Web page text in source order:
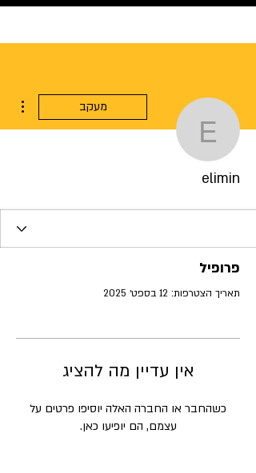
elimin
מעקב
elimin
פרופיל
תאריך הצטרפות: 12 בספט׳ 2025
אין עדיין מה להציג
כשהחבר או החברה האלה יוסיפו פרטים על
עצמם, הם יופיעו כאן.